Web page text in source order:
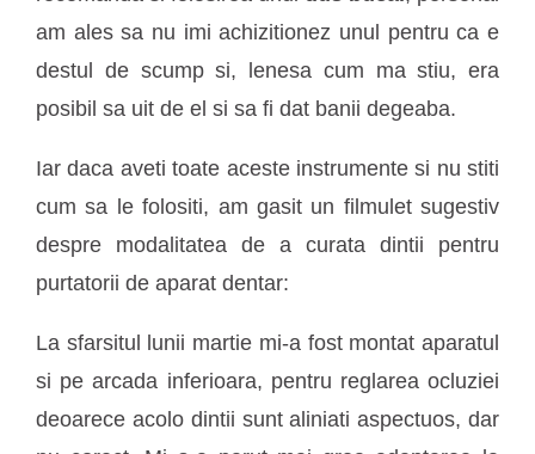
am ales sa nu imi achizitionez unul pentru ca e
destul de scump si, lenesa cum ma stiu, era
posibil sa uit de el si sa fi dat banii degeaba.
Iar daca aveti toate aceste instrumente si nu stiti
cum sa le folositi, am gasit un filmulet sugestiv
despre modalitatea de a curata dintii pentru
purtatorii de aparat dentar:
La sfarsitul lunii martie mi-a fost montat aparatul
si pe arcada inferioara, pentru reglarea ocluziei
deoarece acolo dintii sunt aliniati aspectuos, dar